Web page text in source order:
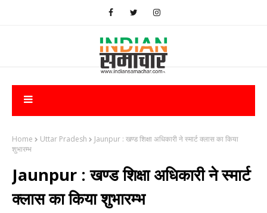
Home Uttar Pradesh
Jaunpur : ​खण्ड शिक्षा अधिकारी ने स्मार्ट क्लास का किया
शुभारम्भ
Jaunpur : ​खण्ड शिक्षा अधिकारी ने स्मार्ट
क्लास का किया शुभारम्भ